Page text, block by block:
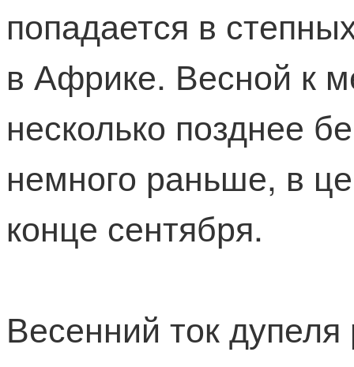
попадается в
в Африке. Весной к
несколько позднее
немного раньше, в
конце сентября.
Весенний ток дупеля